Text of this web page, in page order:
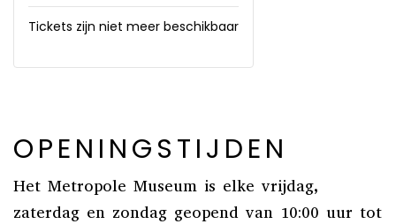
Tickets zijn niet meer beschikbaar
OPENINGSTIJDEN
Het Metropole Museum is elke vrijdag,
zaterdag en zondag geopend van 10:00 uur tot